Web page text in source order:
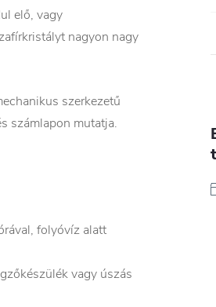
elő, vagy
nagyon nagy
szerkezetű
számlapon mutatja.
folyóvíz alatt
vagy úszás